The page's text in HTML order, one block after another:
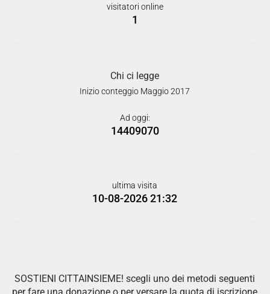
visitatori online
1
Chi ci legge
Inizio conteggio Maggio 2017
Ad oggi:
14409070
ultima visita
10-08-2026 21:32
SOSTIENI CITTAINSIEME! scegli uno dei metodi seguenti